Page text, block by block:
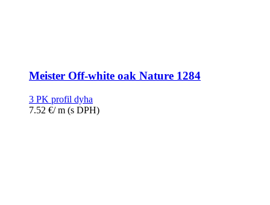
Meister Off-white oak Nature 1284
3 PK profil dyha
7.52 €/ m (s DPH)